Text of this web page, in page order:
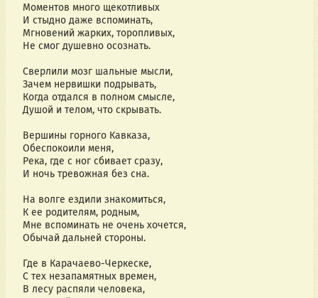
Моментов много щекотливых
И стыдно даже вспоминать,
Мгновений жарких, торопливых,
Не смог душевно осознать.
Сверлили мозг шальные мысли,
Зачем нервишки подрывать,
Когда отдался в полном смысле,
Душой и телом, что скрывать.
Вершины горного Кавказа,
Обеспокоили меня,
Река, где с ног сбивает сразу,
И ночь тревожная без сна.
На волге ездили знакомиться,
К ее родителям, родным,
Мне вспоминать не очень хочется,
Обычай дальней стороны.
Где в Карачаево-Черкеске,
С тех незапамятных времен,
В лесу распяли человека,